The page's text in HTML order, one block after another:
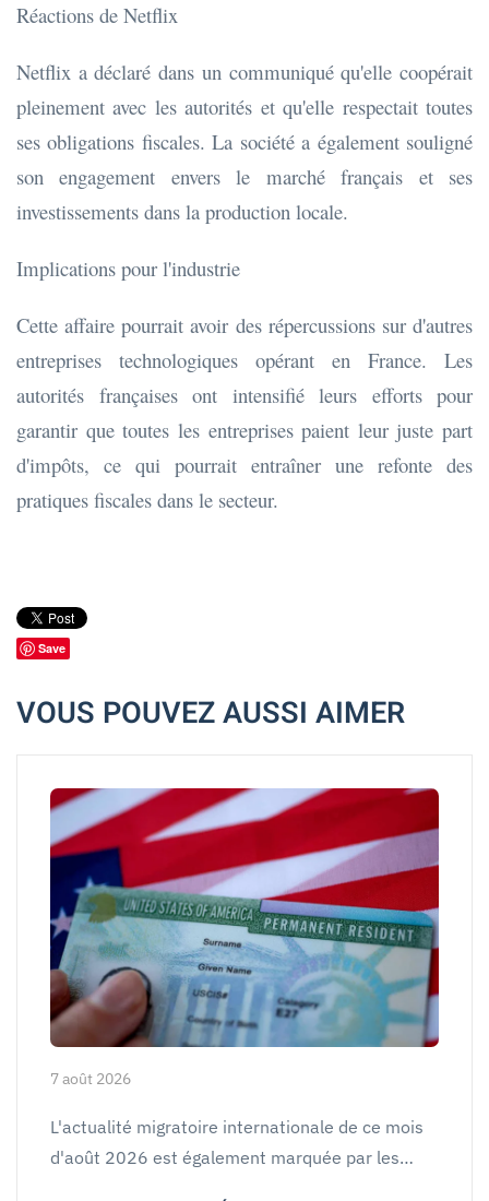
Réactions de Netflix
Netflix a déclaré dans un communiqué qu'elle coopérait
pleinement avec les autorités et qu'elle respectait toutes
ses obligations fiscales. La société a également souligné
son engagement envers le marché français et ses
investissements dans la production locale.
Implications pour l'industrie
Cette affaire pourrait avoir des répercussions sur d'autres
entreprises technologiques opérant en France. Les
autorités françaises ont intensifié leurs efforts pour
garantir que toutes les entreprises paient leur juste part
d'impôts, ce qui pourrait entraîner une refonte des
pratiques fiscales dans le secteur.
Save
VOUS POUVEZ AUSSI AIMER
7 août 2026
L'actualité migratoire internationale de ce mois
d'août 2026 est également marquée par les…